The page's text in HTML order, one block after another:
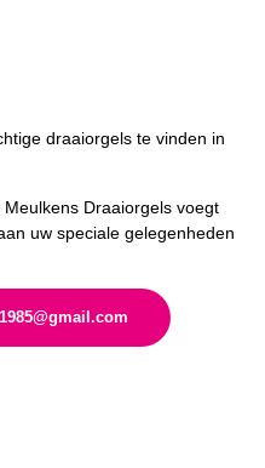
draaiorgels te vinden in
Draaiorgels voegt
uw speciale gelegenheden